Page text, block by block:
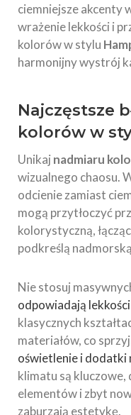
ciemniejsze akcenty
wrażenie lekkości i
kolorów w stylu
harmonijny wystrój
Najczęstsze
kolorów w
Unikaj nadmiaru
wizualnego chaosu.
odcienie zamiast
mogą przytłoczyć
kolorystyczną,
podkreślą
Nie stosuj
odpowiadają
klasycznych
materiałów, co
oświetlenie i dodatki
klimatu są
elementów i zbyt
zaburzają estetykę.